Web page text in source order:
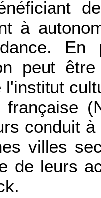
à
En
peut
l'institut
française
conduit
villes
de leurs